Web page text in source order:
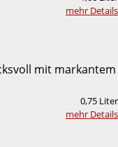
mehr Details
mit markantem
0,75 Liter
mehr Details